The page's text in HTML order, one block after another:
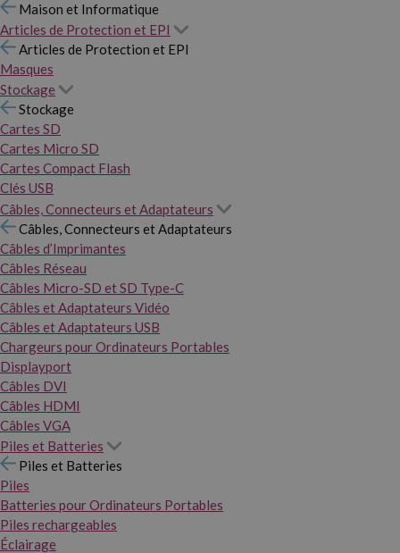
Maison et Informatique
Articles de Protection et EPI
Articles de Protection et EPI
Masques
Stockage
Stockage
Cartes SD
Cartes Micro SD
Cartes Compact Flash
Clés USB
Câbles, Connecteurs et Adaptateurs
Câbles, Connecteurs et Adaptateurs
Câbles d’Imprimantes
Câbles Réseau
Câbles Micro-SD et SD Type-C
Câbles et Adaptateurs Vidéo
Câbles et Adaptateurs USB
Chargeurs pour Ordinateurs Portables
Displayport
Câbles DVI
Câbles HDMI
Câbles VGA
Piles et Batteries
Piles et Batteries
Piles
Batteries pour Ordinateurs Portables
Piles rechargeables
Éclairage